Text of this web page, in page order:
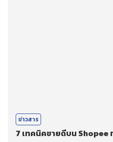
ข่าวสาร
7 เทคนิคขายดีบน Shopee